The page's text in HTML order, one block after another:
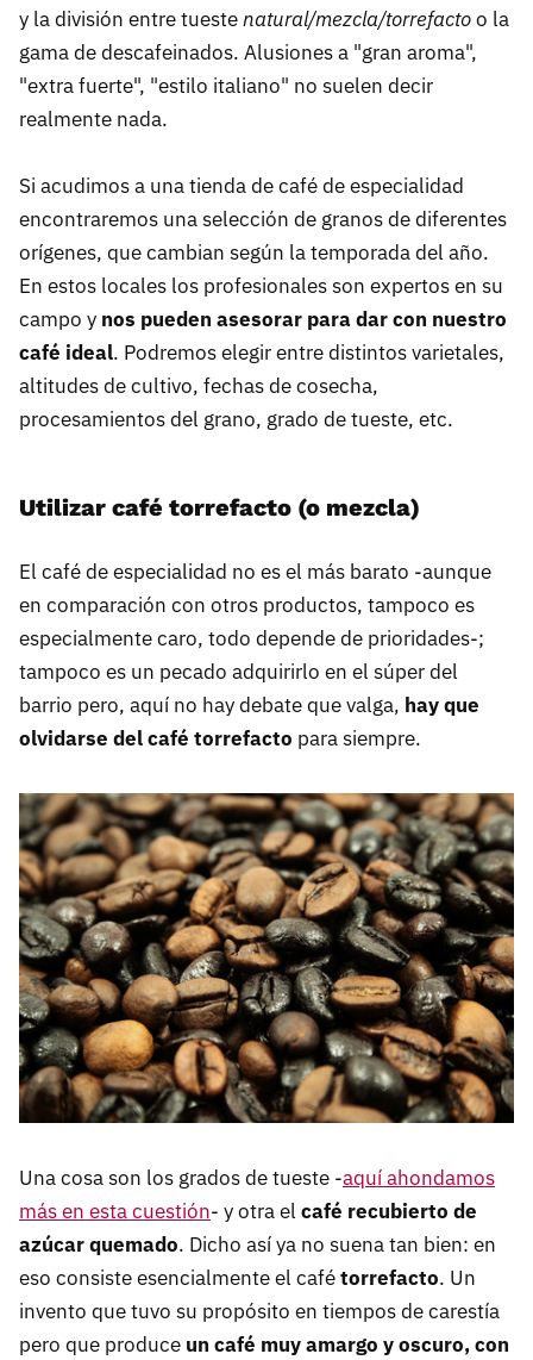
y la división entre tuestenatural/mezcla/torrefactoo la
gama de descafeinados. Alusiones a "gran aroma",
"extra fuerte", "estilo italiano" no suelen decir
realmente nada.
Si acudimos a una tienda de café de especialidad
encontraremos una selección de granos de diferentes
orígenes, que cambian según la temporada del año.
En estos locales los profesionales son expertos en su
campo y nos pueden asesorar para dar con nuestro
café ideal. Podremos elegir entre distintos varietales,
altitudes de cultivo, fechas de cosecha,
procesamientos del grano, grado de tueste, etc.
Utilizar café torrefacto (o mezcla)
El café de especialidad no es el más barato -aunque
en comparación con otros productos, tampoco es
especialmente caro, todo depende de prioridades-;
tampoco es un pecado adquirirlo en el súper del
barrio pero, aquí no hay debate que valga, hay que
olvidarse del café torrefacto para siempre.
Una cosa son los grados de tueste -aquí ahondamos
más en esta cuestión- y otra el café recubierto de
azúcar quemado. Dicho así ya no suena tan bien: en
eso consiste esencialmente el cafétorrefacto. Un
invento que tuvo su propósito en tiempos de carestía
pero que produce un café muy amargo y oscuro, con